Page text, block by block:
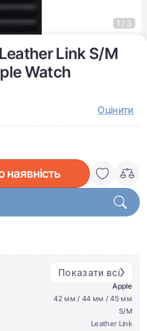
Link S/M
Watch
Оцінити
наявність
Показати всі
Apple
42 мм / 44 мм / 45 мм
S/M
Leather Link
1 / 3